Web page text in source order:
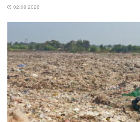
02.08.2026